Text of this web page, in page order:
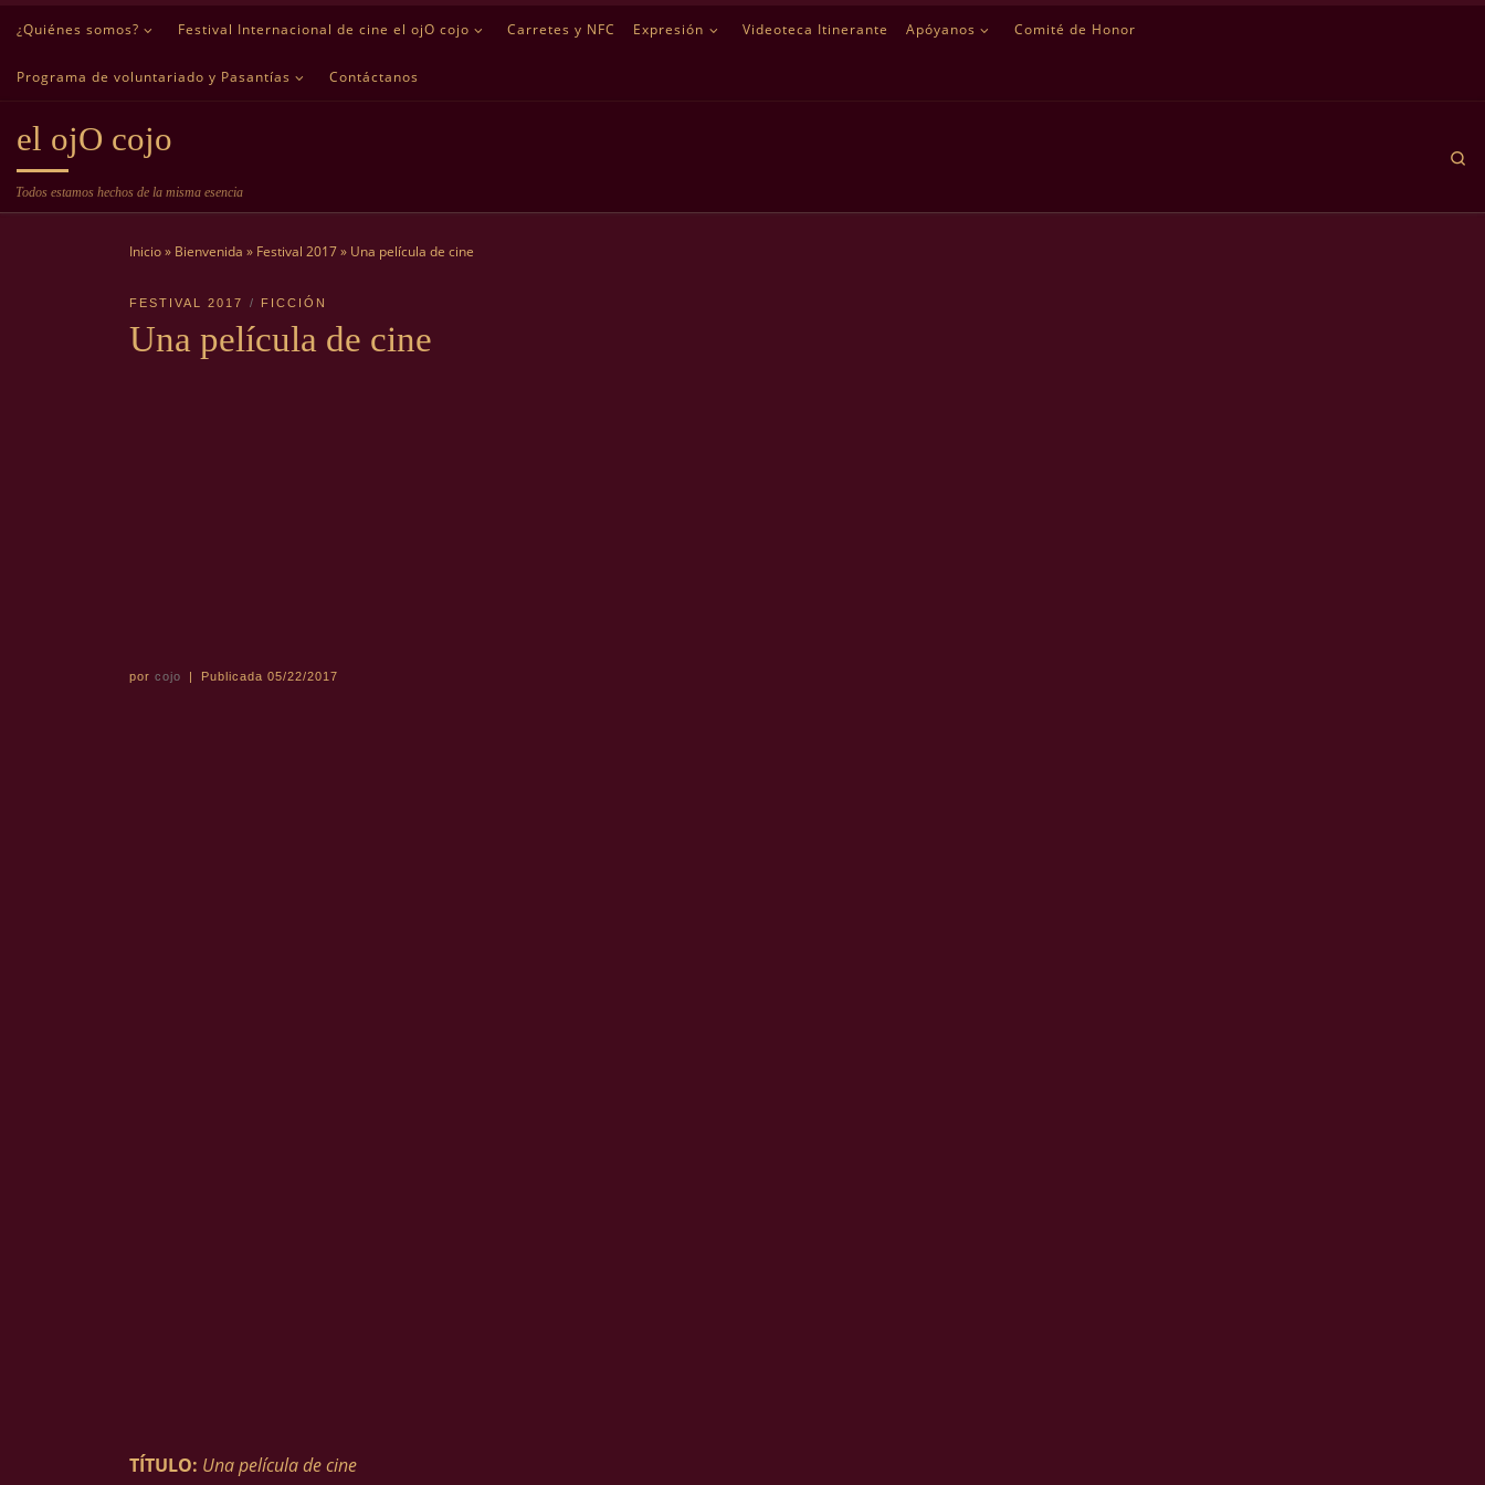
Saltar al contenido
¿Quiénes somos? Festival Internacional de cine el ojO cojo Carretes y NFC Expresión Videoteca Itinerante Apóyanos Comité de Honor
Programa de voluntariado y Pasantías Contáctanos
el ojO cojo
Todos estamos hechos de la misma esencia
Inicio» Bienvenida » Festival 2017» Una película de cine
FESTIVAL 2017 FICCIÓN
Una película de cine
por cojo | Publicada 05/22/2017
TÍTULO: Una película de cine